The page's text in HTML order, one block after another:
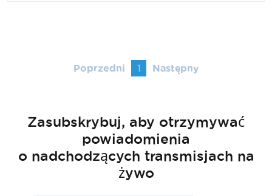
Poprzedni 1 Następny
Zasubskrybuj, aby otrzymywać
powiadomienia
o nadchodzących transmisjach na
żywo